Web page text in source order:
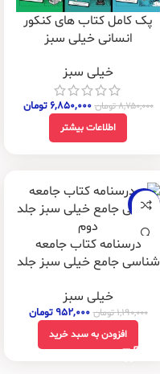
پک کامل کتاب های کنکور
انسانی خیلی سبز
خیلی سبز
۸,۷۵۰,۰۰۰تومان ۶,۸۵۰,۰۰۰ تومان
اطلاعات بیشتر
-20%
درسنامه کتاب جامعه
شناسی جامع خیلی سبز جلد
خیلی سبز
۱,۱۹۰,۰۰۰تومان ۹۵۲,۰۰۰ تومان
افزودن به سبد خرید